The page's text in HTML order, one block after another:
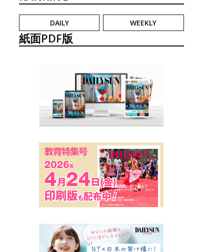
DAILY WEEKLY
紙面PDF版